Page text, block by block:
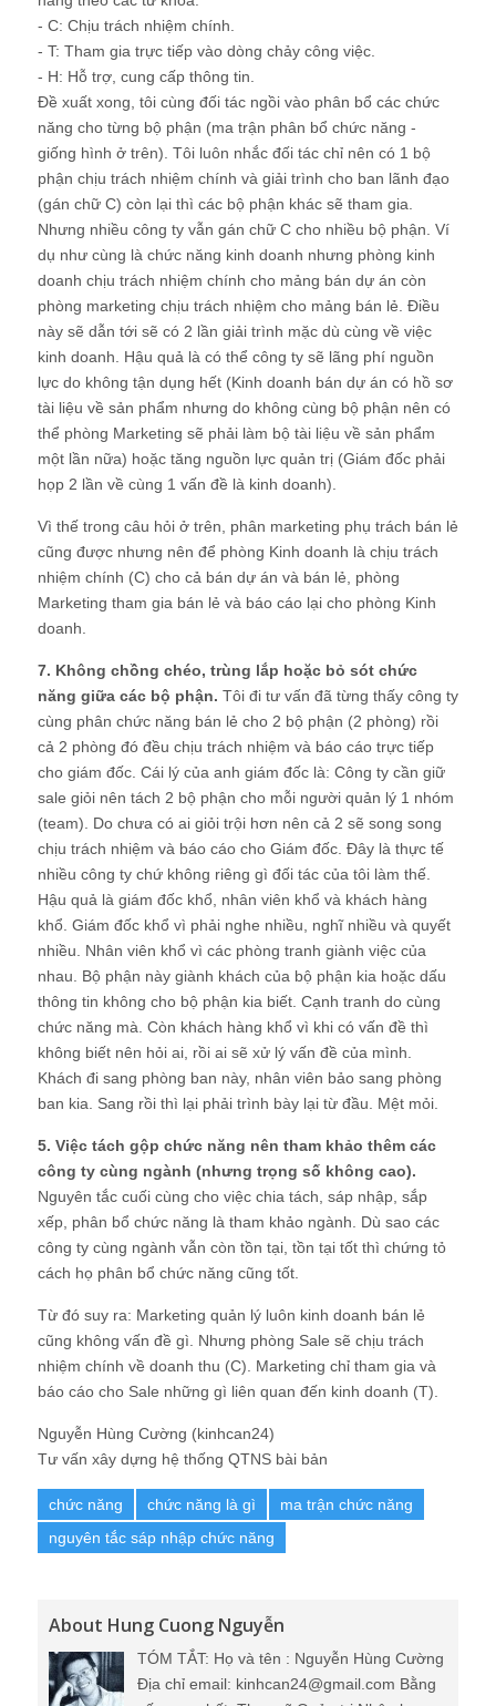
- C: Chịu trách nhiệm chính.
- T: Tham gia trực tiếp vào dòng chảy công việc.
- H: Hỗ trợ, cung cấp thông tin.
Đề xuất xong, tôi cùng đối tác ngồi vào phân bổ các chức
năng cho từng bộ phận (ma trận phân bổ chức năng -
giống hình ở trên). Tôi luôn nhắc đối tác chỉ nên có 1 bộ
phận chịu trách nhiệm chính và giải trình cho ban lãnh đạo
(gán chữ C) còn lại thì các bộ phận khác sẽ tham gia.
Nhưng nhiều công ty vẫn gán chữ C cho nhiều bộ phận. Ví
dụ như cùng là chức năng kinh doanh nhưng phòng kinh
doanh chịu trách nhiệm chính cho mảng bán dự án còn
phòng marketing chịu trách nhiệm cho mảng bán lẻ. Điều
này sẽ dẫn tới sẽ có 2 lần giải trình mặc dù cùng về việc
kinh doanh. Hậu quả là có thể công ty sẽ lãng phí nguồn
lực do không tận dụng hết (Kinh doanh bán dự án có hồ sơ
tài liệu về sản phẩm nhưng do không cùng bộ phận nên có
thể phòng Marketing sẽ phải làm bộ tài liệu về sản phẩm
một lần nữa) hoặc tăng nguồn lực quản trị (Giám đốc phải
họp 2 lần về cùng 1 vấn đề là kinh doanh).
Vì thế trong câu hỏi ở trên, phân marketing phụ trách bán lẻ
cũng được nhưng nên để phòng Kinh doanh là chịu trách
nhiệm chính (C) cho cả bán dự án và bán lẻ, phòng
Marketing tham gia bán lẻ và báo cáo lại cho phòng Kinh
doanh.
7. Không chồng chéo, trùng lắp hoặc bỏ sót chức
năng giữa các bộ phận. Tôi đi tư vấn đã từng thấy công ty
cùng phân chức năng bán lẻ cho 2 bộ phận (2 phòng) rồi
cả 2 phòng đó đều chịu trách nhiệm và báo cáo trực tiếp
cho giám đốc. Cái lý của anh giám đốc là: Công ty cần giữ
sale giỏi nên tách 2 bộ phận cho mỗi người quản lý 1 nhóm
(team). Do chưa có ai giỏi trội hơn nên cả 2 sẽ song song
chịu trách nhiệm và báo cáo cho Giám đốc. Đây là thực tế
nhiều công ty chứ không riêng gì đối tác của tôi làm thế.
Hậu quả là giám đốc khổ, nhân viên khổ và khách hàng
khổ. Giám đốc khổ vì phải nghe nhiều, nghĩ nhiều và quyết
nhiều. Nhân viên khổ vì các phòng tranh giành việc của
nhau. Bộ phận này giành khách của bộ phận kia hoặc dấu
thông tin không cho bộ phận kia biết. Cạnh tranh do cùng
chức năng mà. Còn khách hàng khổ vì khi có vấn đề thì
không biết nên hỏi ai, rồi ai sẽ xử lý vấn đề của mình.
Khách đi sang phòng ban này, nhân viên bảo sang phòng
ban kia. Sang rồi thì lại phải trình bày lại từ đầu. Mệt mỏi.
5. Việc tách gộp chức năng nên tham khảo thêm các
công ty cùng ngành (nhưng trọng số không cao).
Nguyên tắc cuối cùng cho việc chia tách, sáp nhập, sắp
xếp, phân bổ chức năng là tham khảo ngành. Dù sao các
công ty cùng ngành vẫn còn tồn tại, tồn tại tốt thì chứng tỏ
cách họ phân bổ chức năng cũng tốt.
Từ đó suy ra: Marketing quản lý luôn kinh doanh bán lẻ
cũng không vấn đề gì. Nhưng phòng Sale sẽ chịu trách
nhiệm chính về doanh thu (C). Marketing chỉ tham gia và
báo cáo cho Sale những gì liên quan đến kinh doanh (T).
Nguyễn Hùng Cường (kinhcan24)
Tư vấn xây dựng hệ thống QTNS bài bản
chức năng chức năng là gì
ma trận chức năng
nguyên tắc sáp nhập chức năng
About Hung Cuong Nguyễn
TÓM TẮT: Họ và tên : Nguyễn Hùng Cường
Địa chỉ email: kinhcan24@gmail.com Bằng